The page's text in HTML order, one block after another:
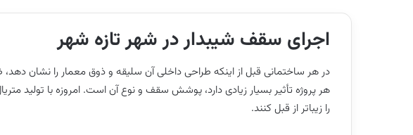
اجرای سقف شیبدار در شهر تازه شهر
در هر ساختمانی قبل از اینکه طراحی داخلی آن سلیقه و ذوق معمار را نشان
هر پروژه تأثیر بسیار زیادی دارد، پوشش سقف و نوع آن است. امروزه با تولید
را زیباتر از قبل کنند.